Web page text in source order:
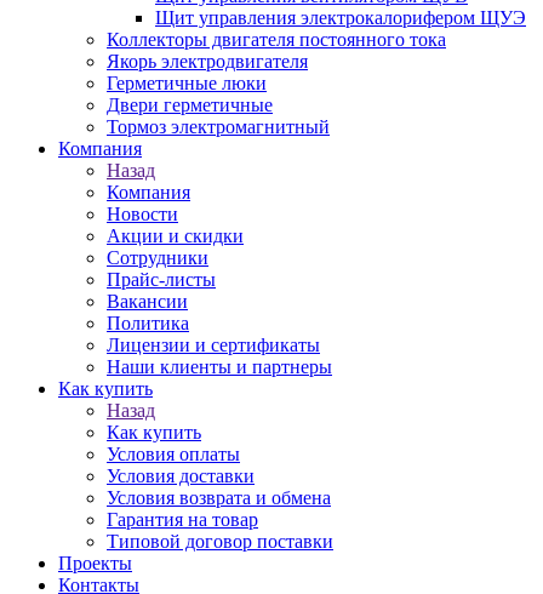
Щит управления электрокалорифером ЩУЭ
Коллекторы двигателя постоянного тока
Якорь электродвигателя
Герметичные люки
Двери герметичные
Тормоз электромагнитный
Компания
Назад
Компания
Новости
Акции и скидки
Сотрудники
Прайс-листы
Вакансии
Политика
Лицензии и сертификаты
Наши клиенты и партнеры
Как купить
Назад
Как купить
Условия оплаты
Условия доставки
Условия возврата и обмена
Гарантия на товар
Типовой договор поставки
Проекты
Контакты